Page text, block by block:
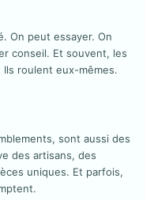
On peut essayer. On
conseil. Et souvent, les
roulent eux-mêmes.
sont aussi des
des artisans, des
uniques. Et parfois,